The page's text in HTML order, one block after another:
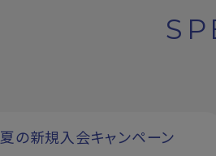
夏の新規入会キャンペーン